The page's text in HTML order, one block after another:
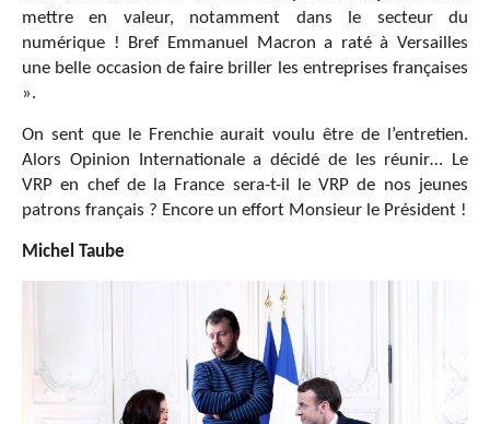
mettre en valeur, notamment dans le secteur du
numérique ! Bref Emmanuel Macron a raté à Versailles
une belle occasion de faire briller les entreprises françaises
».
On sent que le Frenchie aurait voulu être de l’entretien.
Alors Opinion Internationale a décidé de les réunir… Le
VRP en chef de la France sera-t-il le VRP de nos jeunes
patrons français ? Encore un effort Monsieur le Président !
Michel Taube